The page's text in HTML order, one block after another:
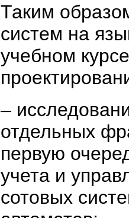
Таким
систем на
учебном
–
отдельных
первую
учета и
сотовых